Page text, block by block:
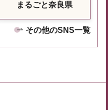
まるごと奈良県
その他のSNS一覧